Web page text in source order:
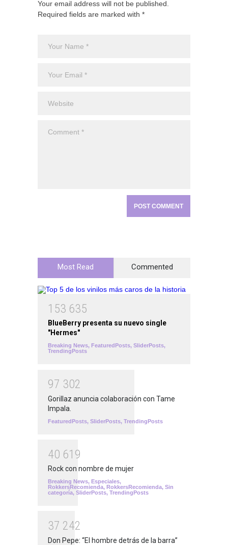
Your email address will not be published.
Required fields are marked with *
Most Read Commented
1 53 635
BlueBerry presenta su nuevo single
"Hermes"
Breaking News, FeaturedPosts, SliderPosts,
TrendingPosts
97 302
Gorillaz anuncia colaboración con Tame
Impala.
FeaturedPosts, SliderPosts, TrendingPosts
40 61 9
Rock con nombre de mujer
Breaking News, Especiales,
RokkersRecomienda, RokkersRecomienda, Sin
categoría, SliderPosts, TrendingPosts
37 242
Don Pepe: “El hombre detrás de la barra”